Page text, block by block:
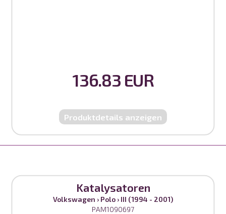
136.83 EUR
Produktdetails anzeigen
Katalysatoren
Volkswagen › Polo › III (1994 - 2001)
PAM1090697